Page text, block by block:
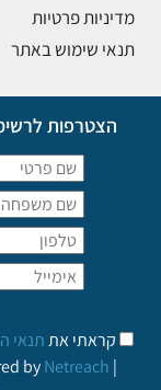
מדיניות פרטיות
תנאי שימוש באתר
הצטרפות
קראתי אתתנאי
byNetreach |